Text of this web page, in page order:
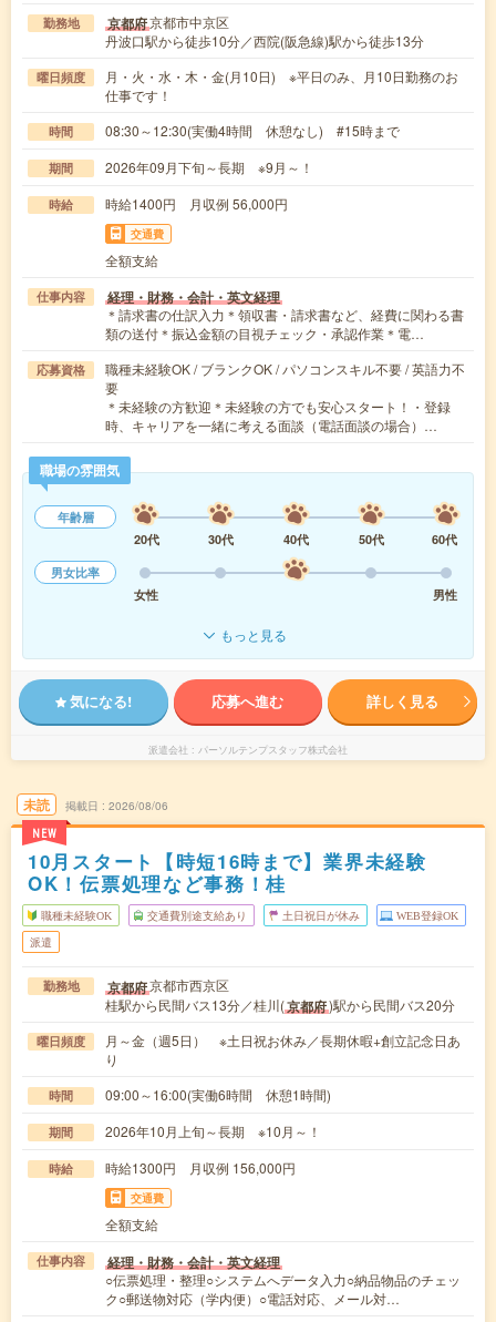
勤務地 京都府京都市中京区
丹波口駅から徒歩10分／西院(阪急線)駅から徒歩13分
曜日頻度
月・火・水・木・金(月10日) ※平日のみ、月10日勤務のお
仕事です！
時間 08:30～12:30(実働4時間 休憩なし) #15時まで
期間 2026年09月下旬～長期 ※9月～！
時給 時給1400円 月収例 56,000円
交通費
全額支給
仕事内容 経理・財務・会計・英文経理
＊請求書の仕訳入力＊領収書・請求書など、経費に関わる書
類の送付＊振込金額の目視チェック・承認作業＊電…
応募資格
職種未経験OK / ブランクOK / パソコンスキル不要 / 英語力不
要
＊未経験の方歓迎＊未経験の方でも安心スタート！・登録
時、キャリアを一緒に考える面談（電話面談の場合）…
職場の雰囲気
年齢層
20代
30代 40代 50代
60代
男女比率
女性
男性
もっと見る
気になる! 応募へ進む 詳しく見る
派遣会社 パーソルテンプスタッフ株式会社
未読
NEW
掲載日 2026/08/06
10月スタート【時短16時まで】業界未経験
OK！伝票処理など事務！桂
職種未経験OK 交通費別途支給あり 土日祝日が休み WEB登録OK
派遣
勤務地 京都府京都市西京区
桂駅から民間バス13分／桂川(京都府)駅から民間バス20分
曜日頻度
月～金（週5日） ※土日祝お休み／長期休暇+創立記念日あ
り
時間 09:00～16:00(実働6時間 休憩1時間)
期間 2026年10月上旬～長期 ※10月～！
時給 時給1300円 月収例 156,000円
交通費
全額支給
仕事内容 経理・財務・会計・英文経理
○伝票処理・整理○システムへデータ入力○納品物品のチェッ
ク○郵送物対応（学内便）○電話対応、メール対…